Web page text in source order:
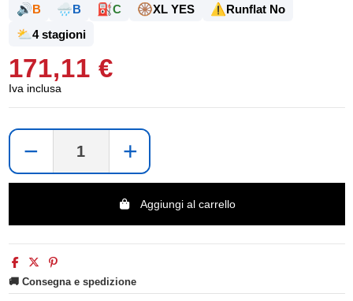
🔊B 🌧️B ⛽C 🛞XL YES ⚠️Runflat No
⛅ 4 stagioni
171,11 €
Iva inclusa
− +
Aggiungi al carrello
🚚 Consegna e spedizione